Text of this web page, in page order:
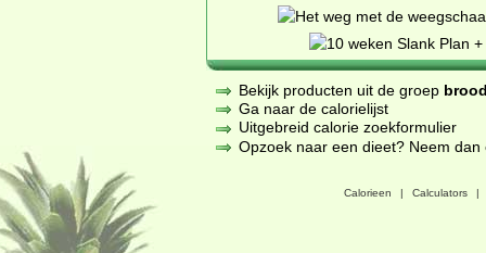
Bekijk producten uit de groep
Ga naar de calorielijst
Uitgebreid calorie zoekformulier
Opzoek naar een dieet? Neem
Calorieen | Calculators |